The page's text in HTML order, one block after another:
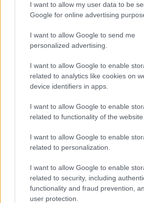
I want to allow my user data to be
Google for online advertising
I want to allow Google to send me
personalized advertising.
I want to allow Google to enable
related to analytics like cookies on
device identifiers in apps.
I want to allow Google to enable
related to functionality of the website
I want to allow Google to enable
related to personalization.
I want to allow Google to enable
related to security, including
functionality and fraud prevention,
user protection.
| 23.09.2025 18:12
Συναγερμός στα Καμένα
Κλειστή η παραλία στο
ΕΟΤ μετά τον εντοπισμό
Εντός ημερών νέες
μικτό κλιμάκιο – Στόχος η
απαγόρευσης αν τα
καθαρά – Τι λέει ο
Δημόσιας Υγείας